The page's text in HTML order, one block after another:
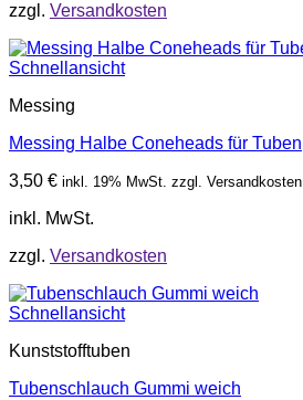
zzgl. Versandkosten
Schnellansicht
Messing
Messing Halbe Coneheads für Tuben
3,50 € inkl. 19% MwSt. zzgl. Versandkosten
inkl. MwSt.
zzgl. Versandkosten
Schnellansicht
Kunststofftuben
Tubenschlauch Gummi weich